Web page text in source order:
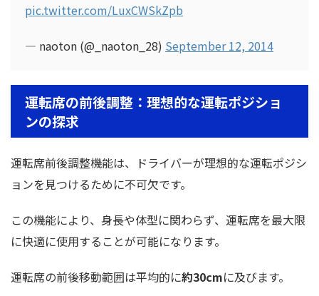
pic.twitter.com/LuxCWSkZpb
— naoton (@_naoton_28) September 12, 2014
運転席の前後調整：理想的な運転ポジショ
ンの探求
運転席前後調整機能は、ドライバーが理想的な運転ポジシ
ョンを見つけるために不可欠です。
この機能により、身長や体型に関わらず、運転席を最大限
に快適に使用することが可能になります。
運転席の前後移動範囲は平均的に約30cmに及びます。